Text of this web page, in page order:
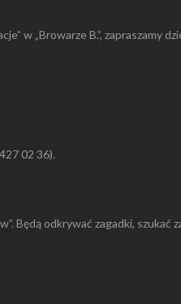
w „Browarze B.”, zapraszamy
02 36).
Będą odkrywać zagadki,